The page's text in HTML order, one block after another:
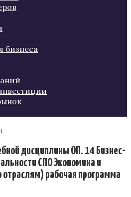
бизнеса
дисциплины ОП. 14 Бизнес-
СПО Экономика и
отраслям) рабочая программа